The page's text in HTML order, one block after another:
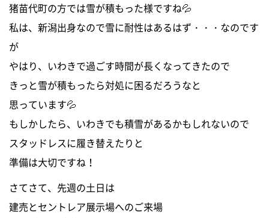
会社情報
ニュース
営業時間／9：00〜17：30
定休日／土日祝
※事前連絡で定休日も対応可
資料請求・お問い合わせ
猪苗代町の方では雪が積もった様ですね💦
私は、新潟出身なので雪に耐性はあるはず・・・なのです
が
やはり、いわきで過ごす時間が長くなってきたので
きっと雪が積もったら対処に困るだろうなと
思っています💦
もしかしたら、いわきでも積雪があるかもしれないので
スタッドレスに履き替えたりと
準備は大切ですね！
さてさて、先週の土日は
建売とセントレア展示場へのご来場